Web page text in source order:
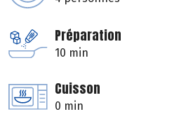
Préparation
10 min
Cuisson
0 min